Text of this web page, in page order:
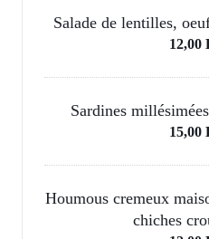
Salade de lentilles,
12,00
Sardines
15,00
Houmous cremeux
chiches